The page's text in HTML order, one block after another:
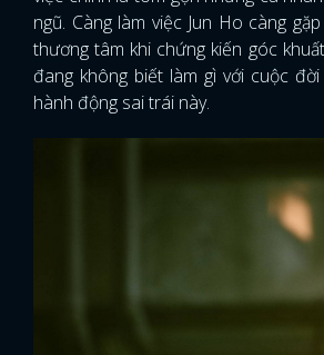
ĐĂNG
ngũ. Càng làm việc Jun Ho càng
thương tâm khi chứng kiến góc
đang không biết làm gì với cuộc
hành động sai trái này.